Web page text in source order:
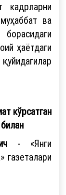
кадрларни
ва
ҳаётдаги
кўрсатган
- «Янги
газеталари